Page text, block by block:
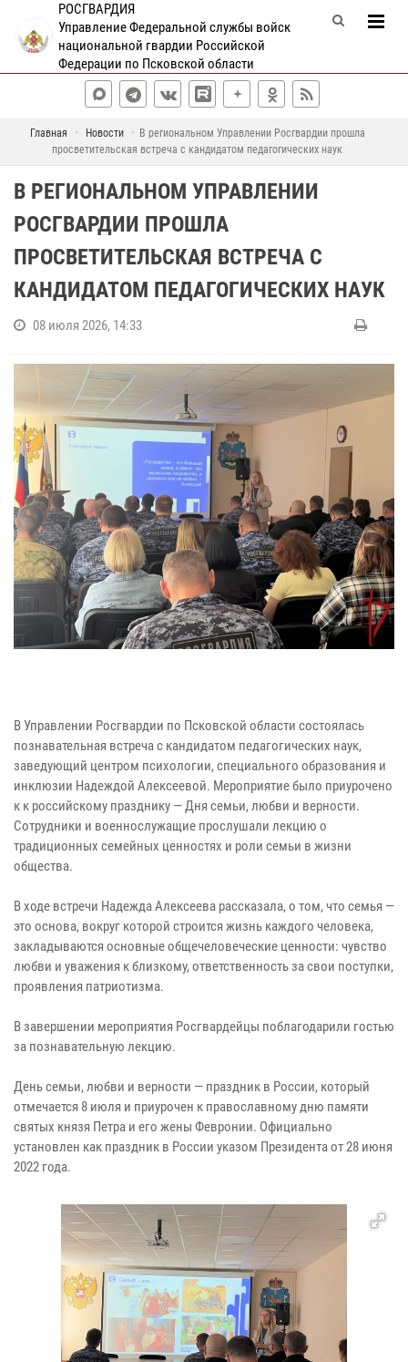
РОСГВАРДИЯ
Управление Федеральной службы войск
национальной гвардии Российской
Федерации по Псковской области
Главная Новости
В региональном Управлении Росгвардии прошла
просветительская встреча с кандидатом педагогических наук
В РЕГИОНАЛЬНОМ УПРАВЛЕНИИ
РОСГВАРДИИ ПРОШЛА
ПРОСВЕТИТЕЛЬСКАЯ ВСТРЕЧА С
КАНДИДАТОМ ПЕДАГОГИЧЕСКИХ НАУК
08 июля 2026, 14:33
В Управлении Росгвардии по Псковской области состоялась
познавательная встреча с кандидатом педагогических наук,
заведующий центром психологии, специального образования и
инклюзии Надеждой Алексеевой. Мероприятие было приурочено
к к российскому празднику — Дня семьи, любви и верности.
Сотрудники и военнослужащие прослушали лекцию о
традиционных семейных ценностях и роли семьи в жизни
общества.
В ходе встречи Надежда Алексеева рассказала, о том, что семья —
это основа, вокруг которой строится жизнь каждого человека,
закладываются основные общечеловеческие ценности: чувство
любви и уважения к близкому, ответственность за свои поступки,
проявления патриотизма.
В завершении мероприятия Росгвардейцы поблагодарили гостью
за познавательную лекцию.
День семьи, любви и верности — праздник в России, который
отмечается 8 июля и приурочен к православному дню памяти
святых князя Петра и его жены Февронии. Официально
установлен как праздник в России указом Президента от 28 июня
2022 года.